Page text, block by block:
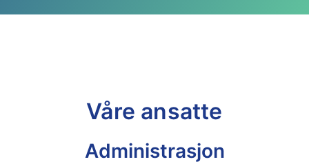
Våre ansatte
Administrasjon